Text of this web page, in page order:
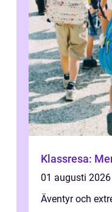
Klassresa:
01 augusti 2026
Äventyr och